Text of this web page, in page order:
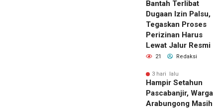
Bantah Terlibat
Dugaan Izin Palsu,
Tegaskan Proses
Perizinan Harus
Lewat Jalur Resmi
21 Redaksi
3 hari lalu
Hampir Setahun
Pascabanjir, Warga
Arabungong Masih